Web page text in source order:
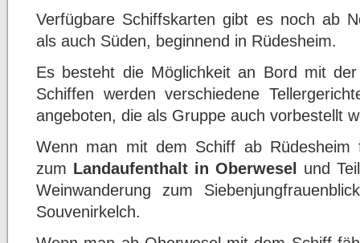
Verfügbare Schiffskarten gibt es noch ab
als auch Süden, beginnend in Rüdesheim.
Es besteht die Möglichkeit an Bord mit
Schiffen werden verschiedene
angeboten, die als Gruppe auch vorbestellt
Wenn man mit dem Schiff ab Rüdesheim
zum Landaufenthalt in Oberwesel
und
Weinwanderung zum
Souvenirkelch.